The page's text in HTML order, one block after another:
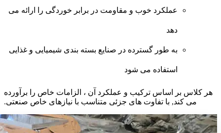
عملکرد خوب و مقاومت در برابر خوردگی را ارائه می
دهد
به طور گسترده در صنایع بسته بندی شیمیایی و غذایی
استفاده می شود
هر کلاس بر اساس ترکیب و عملکرد آن ، الزامات خاص را برآورده
می کند, با تفاوت های جزئی متناسب با نیازهای خاص صنعتی.